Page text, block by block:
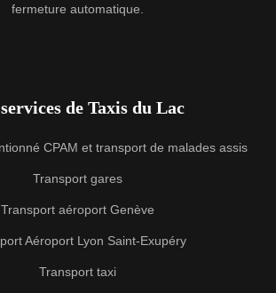
fermeture automatique.
de Taxis du Lac
CPAM et transport de malades assis
Transport gares
Transport aéroport Genève
Aéroport Lyon Saint-Exupéry
Transport taxi